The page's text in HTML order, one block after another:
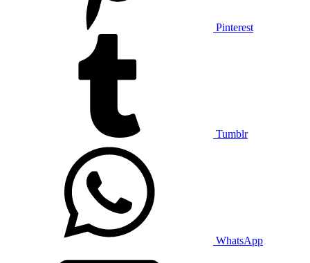
Pinterest
Tumblr
WhatsApp